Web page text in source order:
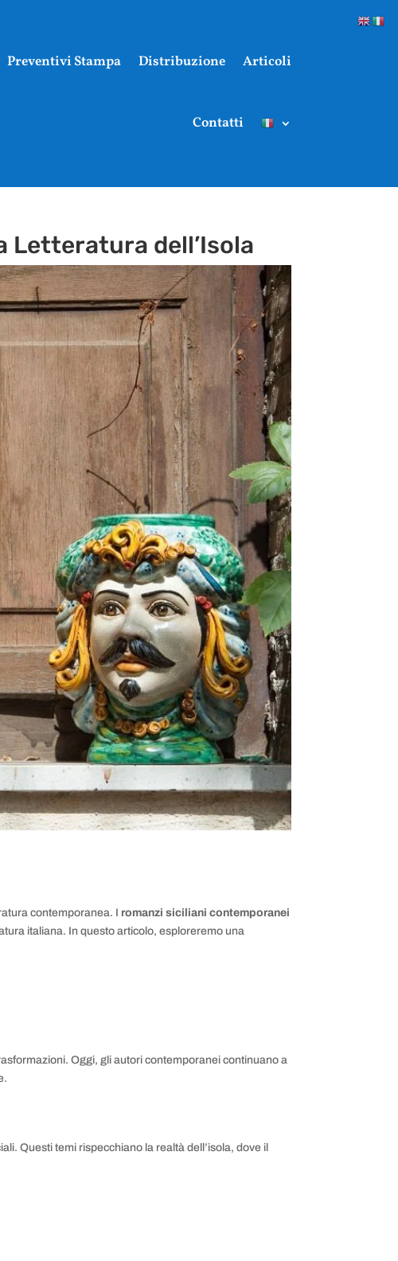
Preventivi Stampa Distribuzione Articoli
Contatti
Letteratura dell’Isola
contemporanea. I romanzi siciliani contemporanei
italiana. In questo articolo, esploreremo una
Oggi, gli autori contemporanei continuano a
Questi temi rispecchiano la realtà dell’isola, dove il